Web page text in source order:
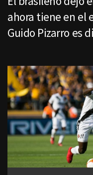
ahora tiene en el
Guido Pizarro es